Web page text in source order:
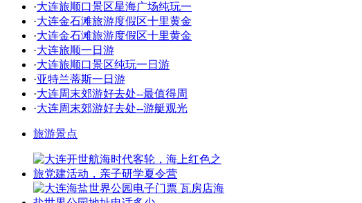
·大连旅顺口景区星海广场纯玩一
·大连金石滩旅游度假区十里黄金
·大连金石滩旅游度假区十里黄金
·大连旅顺一日游
·大连旅顺口景区纯玩一日游
·亚特兰蒂斯一日游
·大连周末郊游好去处--最值得周
·大连周末郊游好去处--游艇观光
旅游景点